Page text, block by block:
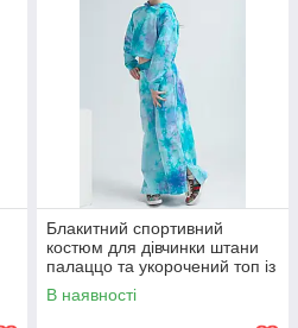
Блакитний спортивний
костюм для дівчинки штани
палаццо та укорочений топ із
двонитки з принтом тай-дай
р.104-170
В наявності